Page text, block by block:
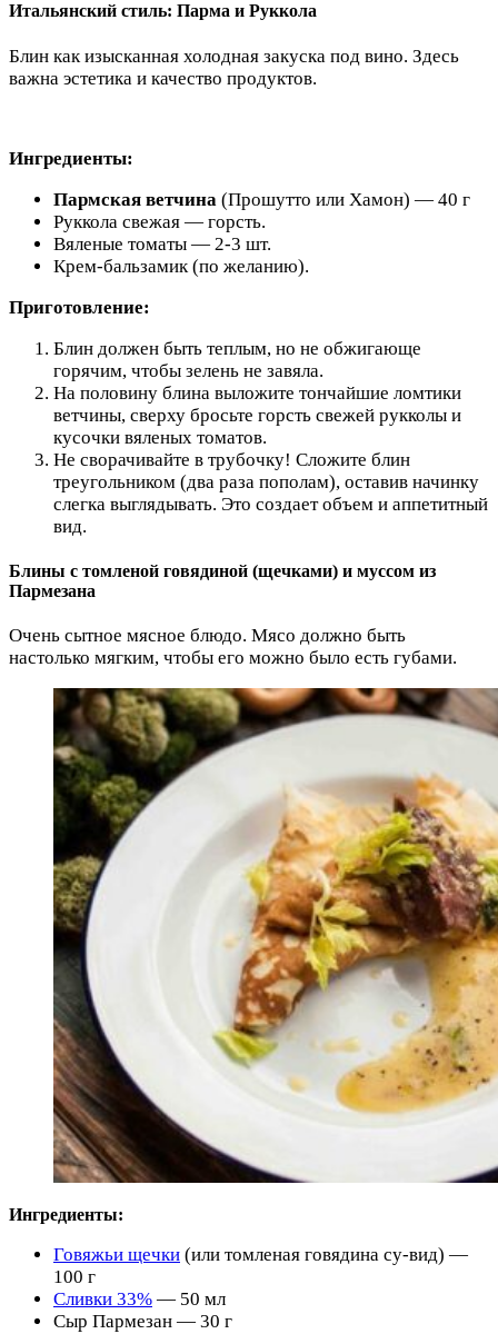
Итальянский стиль: Парма и Руккола
Блин как изысканная холодная закуска под вино. Здесь
важна эстетика и качество продуктов.
Ингредиенты:
Пармская ветчина (Прошутто или Хамон) — 40 г
Руккола свежая — горсть.
Вяленые томаты — 2-3 шт.
Крем-бальзамик (по желанию).
Приготовление:
Блин должен быть теплым, но не обжигающе
горячим, чтобы зелень не завяла.
На половину блина выложите тончайшие ломтики
ветчины, сверху бросьте горсть свежей рукколы и
кусочки вяленых томатов.
Не сворачивайте в трубочку! Сложите блин
треугольником (два раза пополам), оставив начинку
слегка выглядывать. Это создает объем и аппетитный
вид.
Блины с томленой говядиной (щечками) и муссом из
Пармезана
Очень сытное мясное блюдо. Мясо должно быть
настолько мягким, чтобы его можно было есть губами.
Ингредиенты:
Говяжьи щечки (или томленая говядина су-вид) —
100 г
Сливки 33% — 50 мл
Сыр Пармезан — 30 г